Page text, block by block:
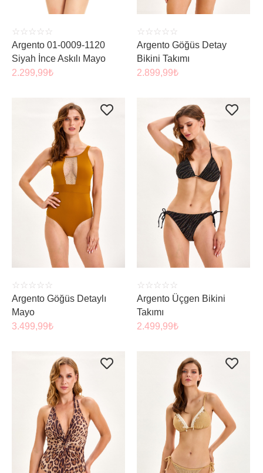
☆ ☆ ☆ ☆ ☆
Argento 01-0009-1120
Siyah İnce Askılı Mayo
2.299,99₺
☆ ☆ ☆ ☆ ☆
Argento Göğüs Detay
Bikini Takımı
2.899,99₺
ÜRÜNÜ İNCELE
☆ ☆ ☆ ☆ ☆
Argento Göğüs Detaylı
Mayo
3.499,99₺
ÜRÜNÜ İNCELE
☆ ☆ ☆ ☆ ☆
Argento Üçgen Bikini
Takımı
2.499,99₺
ÜRÜNÜ İNCELE ÜRÜNÜ İNCELE